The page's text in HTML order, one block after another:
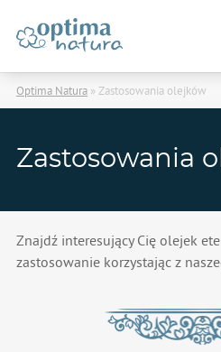
Optima Natura»Zastosowania olejków
Zastosowania
Znajdź interesujący Cię olejek
zastosowanie korzystając z